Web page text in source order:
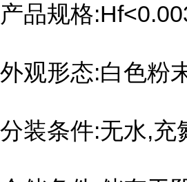
产品规格
外观形态:白色粉
分装条件:无水,充